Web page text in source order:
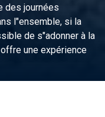
des journées
l"ensemble, si la
de s"adonner à la
une expérience